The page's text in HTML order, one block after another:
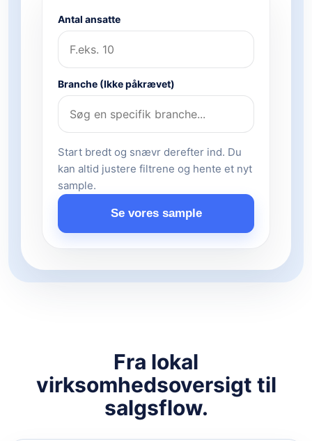
Antal ansatte
Branche (Ikke påkrævet)
Start bredt og snævr derefter ind. Du
kan altid justere filtrene og hente et nyt
sample.
Se vores sample
Fra lokal
virksomhedsoversigt til
salgsflow.